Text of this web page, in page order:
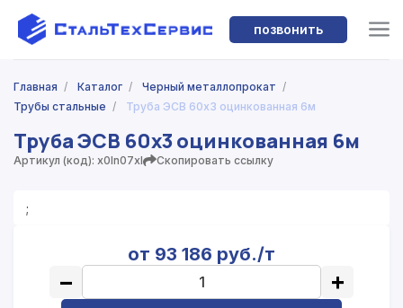
позвонить
Главная / Каталог / Черный металлопрокат /
Трубы стальные / Труба ЭСВ 60х3 оцинкованная 6м
Труба ЭСВ 60х3 оцинкованная 6м
Артикул (код): x0ln07xl Скопировать ссылку
;
от 93 186 руб./т
− +